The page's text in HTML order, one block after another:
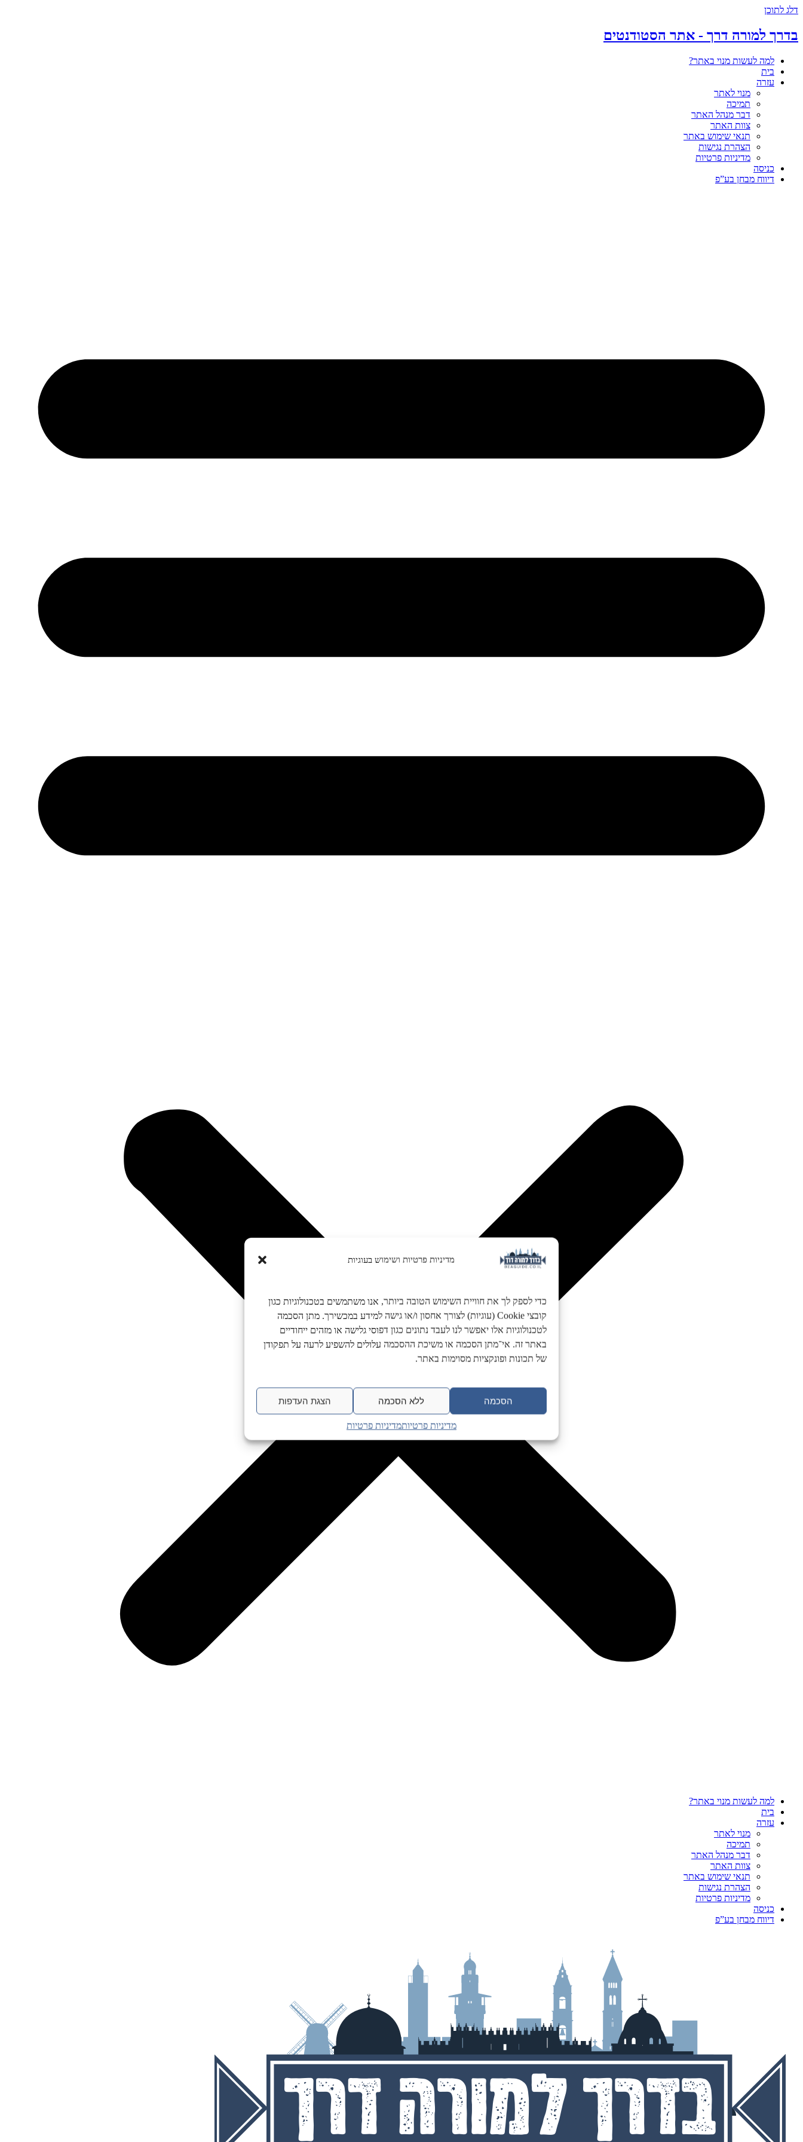
מדיניות פרטיות ושימוש בעוגיות
כדי לספק לך את חוויית השימוש הטובה ביותר, אנו משתמשים בטכנולוגיות כגון
קובצי Cookie (עוגיות) לצורך אחסון ו/או גישה למידע במכשירך. מתן הסכמה
לטכנולוגיות אלו יאפשר לנו לעבד נתונים כגון דפוסי גלישה או מזהים ייחודיים
באתר זה. אי־מתן הסכמה או משיכת ההסכמה עלולים להשפיע לרעה על תפקודן
של תכונות ופונקציות מסוימות באתר.
הסכמה ללא הסכמה הצגת העדפות
מדיניות פרטיותמדיניות פרטיות
דלג לתוכן
בדרך למורה דרך - אתר הסטודנטים
למה לעשות מנוי באתר?
בית
עזרה
מנוי לאתר
תמיכה
דבר מנהל האתר
צוות האתר
תנאי שימוש באתר
הצהרת נגישות
מדיניות פרטיות
כניסה
דיווח מבחן בע”פ
למה לעשות מנוי באתר?
בית
עזרה
מנוי לאתר
תמיכה
דבר מנהל האתר
צוות האתר
תנאי שימוש באתר
הצהרת נגישות
מדיניות פרטיות
כניסה
דיווח מבחן בע”פ